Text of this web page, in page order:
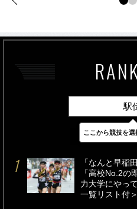
駅
最新 24
「なんと早稲
「高校No.2の
力大学にやっ
一覧リスト付＞
ここから競技を